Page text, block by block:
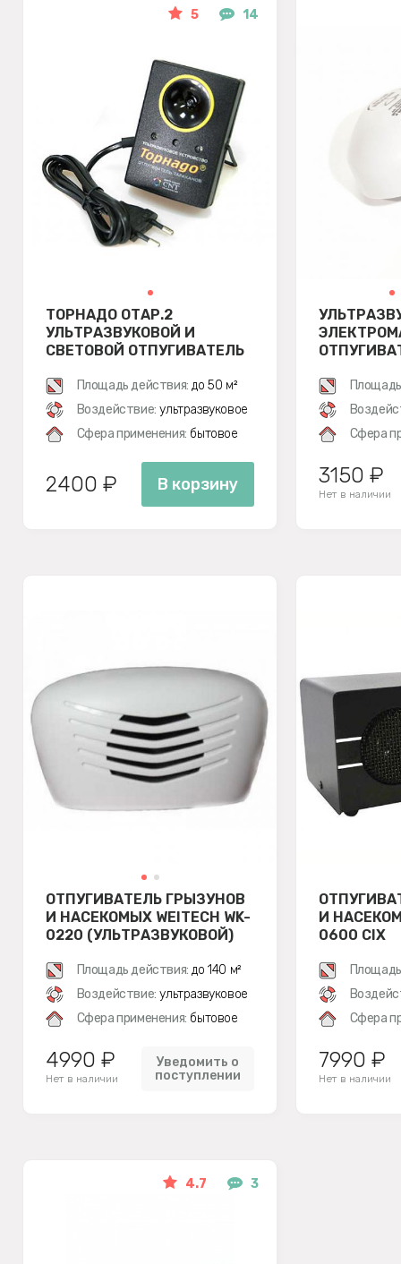
5 14
ТОРНАДО ОТАР.2
УЛЬТРАЗВУКОВОЙ И
СВЕТОВОЙ ОТПУГИВАТЕЛЬ
Площадь действия: до 50 м²
Воздействие: ультразвуковое
Сфера применения: бытовое
2400 ₽ В корзину
Сфера
3150 ₽
Нет в наличии
ОТПУГИВАТЕЛЬ ГРЫЗУНОВ
И НАСЕКОМЫХ WEITECH WK-
0220 (УЛЬТРАЗВУКОВОЙ)
Площадь действия: до 140 м²
Воздействие: ультразвуковое
Сфера применения: бытовое
4990 ₽
Нет в наличии
Уведомить о
поступлении
И
0600 CIX
Сфера
7990 ₽
Нет в наличии
4.7 3